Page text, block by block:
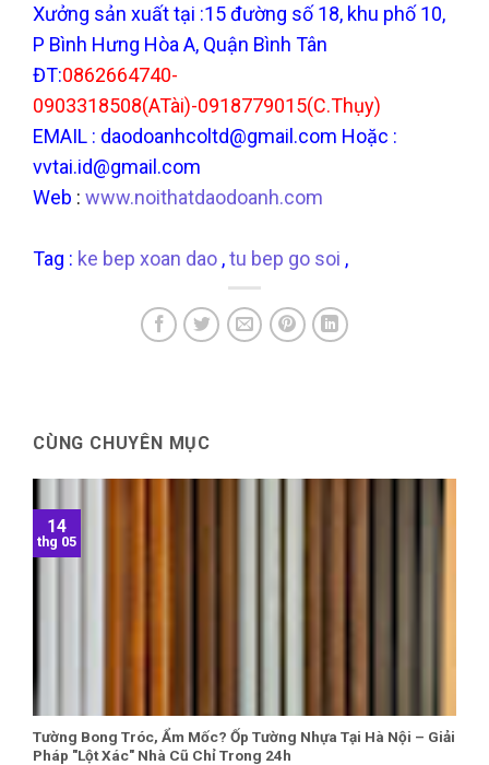
Xưởng sản xuất tại :15 đường số 18, khu phố 10,
P Bình Hưng Hòa A, Quận Bình Tân
ĐT:0862664740-
0903318508(ATài)-0918779015(C.Thụy)
EMAIL : daodoanhcoltd@gmail.com Hoặc :
vvtai.id@gmail.com
Web : www.noithatdaodoanh.com
Tag : ke bep xoan dao ,tu bep go soi ,
CÙNG CHUYÊN MỤC
Tường Bong Tróc, Ẩm Mốc? Ốp Tường Nhựa Tại Hà Nội – Giải
Pháp "Lột Xác" Nhà Cũ Chỉ Trong 24h
14
thg 05